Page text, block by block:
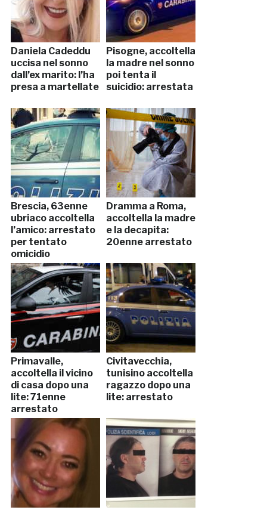
Daniela Cadeddu
uccisa nel sonno
dall’ex marito: l’ha
presa a martellate
Pisogne, accoltella
la madre nel sonno
poi tenta il
suicidio: arrestata
Brescia, 63enne
ubriaco accoltella
l’amico: arrestato
per tentato
omicidio
Dramma a Roma,
accoltella la madre
e la decapita:
20enne arrestato
Primavalle,
accoltella il vicino
di casa dopo una
lite: 71enne
arrestato
Civitavecchia,
tunisino accoltella
ragazzo dopo una
lite: arrestato